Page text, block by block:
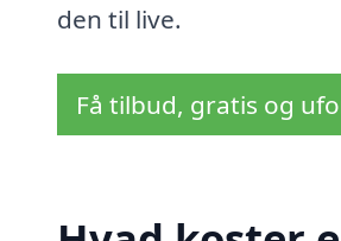
den til live.
Få tilbud, gratis og